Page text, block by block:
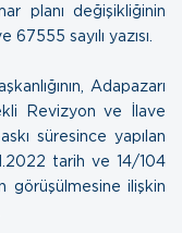
planı değişikliğinin
sayılı yazısı.
Adapazarı
Revizyon ve İlave
süresince yapılan
tarih ve 14/104
görüşülmesine ilişkin